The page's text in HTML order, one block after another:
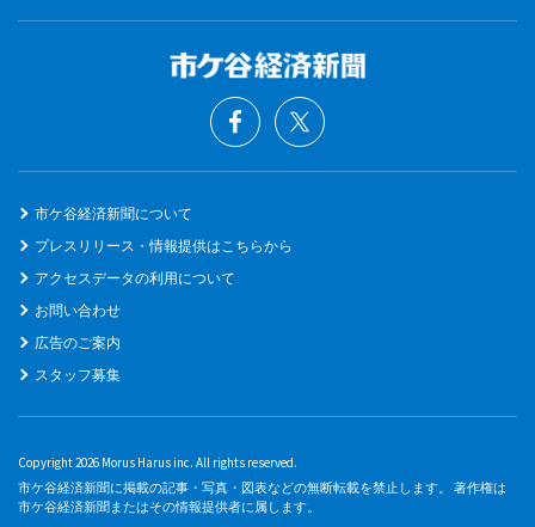
市ケ谷経済新聞について
プレスリリース・情報提供はこちらから
アクセスデータの利用について
お問い合わせ
広告のご案内
スタッフ募集
Copyright 2026 Morus Harus inc. All rights reserved.
市ケ谷経済新聞に掲載の記事・写真・図表などの無断転載を禁止します。 著作権は
市ケ谷経済新聞またはその情報提供者に属します。